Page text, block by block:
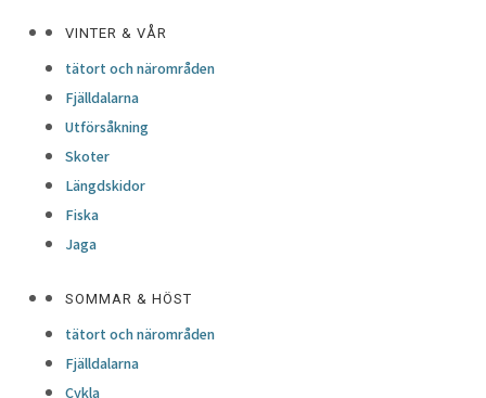
VINTER & VÅR
tätort och närområden
Fjälldalarna
Utförsåkning
Skoter
Längdskidor
Fiska
Jaga
SOMMAR & HÖST
tätort och närområden
Fjälldalarna
Cykla